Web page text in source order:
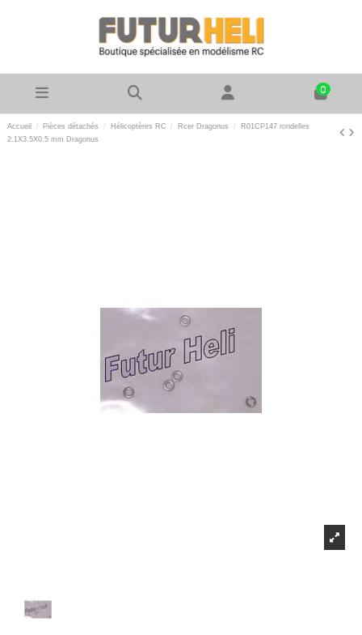
0
Accueil Pièces détachés Hélicoptères RC Rcer Dragonus
R01CP147 rondelles
2.1X3.5X0.5 mm Dragonus